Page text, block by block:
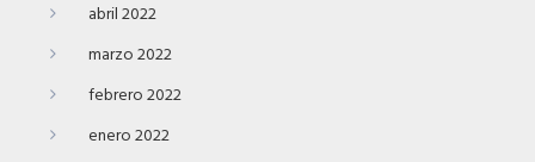
abril 2022
marzo 2022
febrero 2022
enero 2022